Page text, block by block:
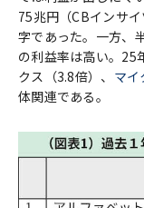
75兆円（CBインサ
字であった。一方、
の利益率は高い。25
クス（3.8倍）、 マイ
体関連である。